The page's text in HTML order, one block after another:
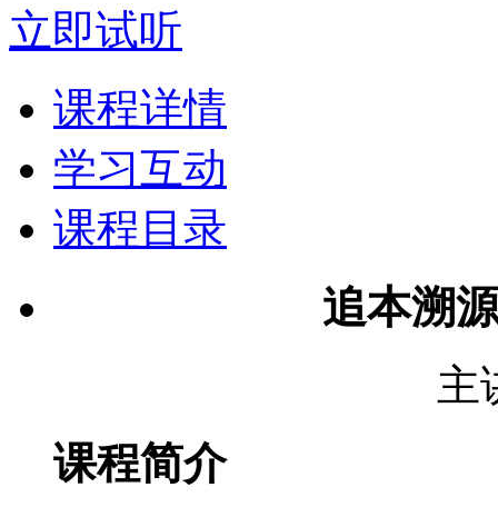
立即试听
课程详情
学习互动
课程目录
追本溯
主
课程简介